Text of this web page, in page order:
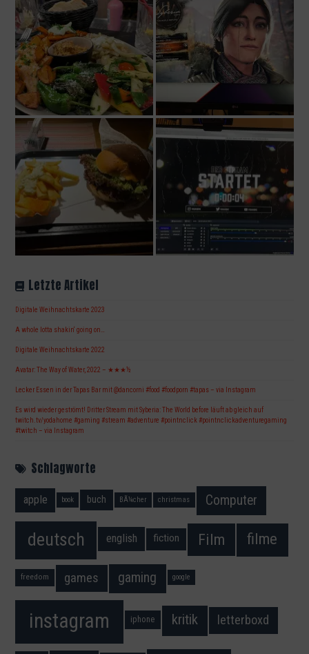
Letzte Artikel
Digitale Weihnachtskarte 2023
A whole lotta shakin‘ going on…
Digitale Weihnachtskarte 2022
Avatar: The Way of Water, 2022 – ★★★½
Lecker Essen in der Tapas Bar mit @dancorni #food #foodporn #tapas – via Instagram
Es wird wieder geströmt! Dritter Stream mit Syberia: The World before läuft ab gleich auf
twitch.tv/yodahome #gaming #stream #adventure #pointnclick #pointnclickadventuregaming
#twitch – via Instagram
Schlagworte
apple book buch BÃ¼cher christmas Computer
deutsch english fiction Film filme
freedom games gaming google
instagram iphone kritik letterboxd